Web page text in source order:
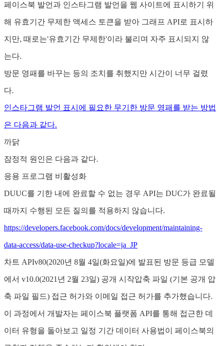
페이스북 발언과 인스타그램 발언을 웹 사이트에 표시하기 위
해 유효기간 무제한 액세스 토큰을 받아 그래프 API로 표시하
지만, 때로는'유효기간 무제한'이라 불리며 자주 표시되지 않
는다.
방문 영패를 바꾸는 등의 조치를 취했지만 시간이 너무 걸렸
다.
인스타그램 발언 표시에 필요한 무기한 방문 영패를 받는 방법
은 다음과 같다.
까닭
잠정적 원인은 다음과 같다.
응용 프로그램 비활성화
DUUC를 기한 내에 완료할 수 없는 경우 API는 DUC가 완료될
때까지 수행된 모든 질의를 적용하지 않습니다.
https://developers.facebook.com/docs/development/maintaining-
data-access/data-use-checkup?locale=ja_JP
차트 APIv80(2020년 8월 4일(화요일)에 발표된 방문 등급 모델
에서 v10.0(2021년 2월 23일) 공개 시작압축 파일 (기본 공개 압
축 파일 필드) 접근 허가와 이메일 접근 허가를 추가했습니다.
이 과정에서 개발자는 페이스북 플랫폼 API를 통해 접근한 데
이터 유형을 돌아보고 일정 기간 데이터 사용법이 페이스북의